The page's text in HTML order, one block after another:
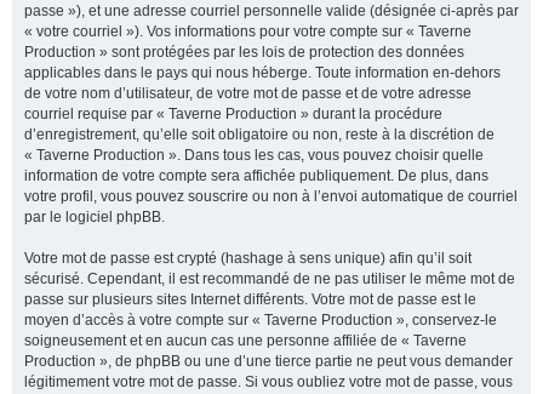
passe »), et une adresse courriel personnelle valide (désignée ci-après par
« votre courriel »). Vos informations pour votre compte sur « Taverne
Production » sont protégées par les lois de protection des données
applicables dans le pays qui nous héberge. Toute information en-dehors
de votre nom d’utilisateur, de votre mot de passe et de votre adresse
courriel requise par « Taverne Production » durant la procédure
d’enregistrement, qu’elle soit obligatoire ou non, reste à la discrétion de
« Taverne Production ». Dans tous les cas, vous pouvez choisir quelle
information de votre compte sera affichée publiquement. De plus, dans
votre profil, vous pouvez souscrire ou non à l’envoi automatique de courriel
par le logiciel phpBB.
Votre mot de passe est crypté (hashage à sens unique) afin qu’il soit
sécurisé. Cependant, il est recommandé de ne pas utiliser le même mot de
passe sur plusieurs sites Internet différents. Votre mot de passe est le
moyen d’accès à votre compte sur « Taverne Production », conservez-le
soigneusement et en aucun cas une personne affiliée de « Taverne
Production », de phpBB ou une d’une tierce partie ne peut vous demander
légitimement votre mot de passe. Si vous oubliez votre mot de passe, vous